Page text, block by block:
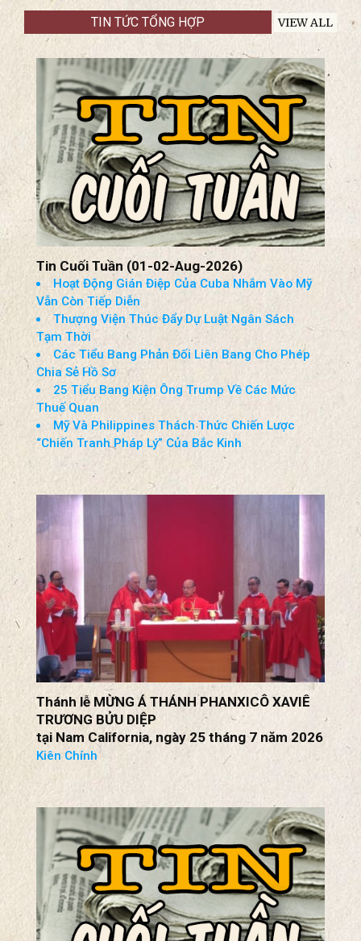
Tin Cuối Tuần (01-02-Aug-2026)
Hoạt Động Gián Điệp Của Cuba Nhắm Vào Mỹ
Vẫn Còn Tiếp Diễn
Thượng Viện Thúc Đẩy Dự Luật Ngân Sách
Tạm Thời
Các Tiểu Bang Phản Đối Liên Bang Cho Phép
Chia Sẻ Hồ Sơ
25 Tiểu Bang Kiện Ông Trump Về Các Mức
Thuế Quan
Mỹ Và Philippines Thách Thức Chiến Lược
“Chiến Tranh Pháp Lý” Của Bắc Kinh
Thánh lễ MỪNG Á THÁNH PHANXICÔ XAVIÊ
TRƯƠNG BỬU DIỆP
tại Nam California, ngày 25 tháng 7 năm 2026